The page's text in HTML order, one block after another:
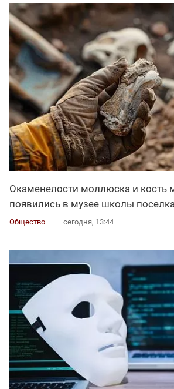
Окаменелости моллюска и кость
появились в музее школы
Общество сегодня, 13:44